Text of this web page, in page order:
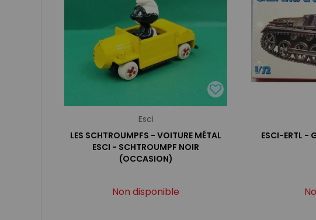
Esci
LES SCHTROUMPFS - VOITURE MÉTAL
ESCI - SCHTROUMPF NOIR
(OCCASION)
Non disponible
ESCI-ERTL -